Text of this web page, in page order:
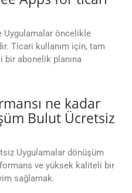
Uygulamalar öncelikle
Ticari kullanım için, tam
abonelik planına
ne kadar
Bulut Ücretsiz
Uygulamalar dönüşüm
ve yüksek kaliteli bir
sağlamak.